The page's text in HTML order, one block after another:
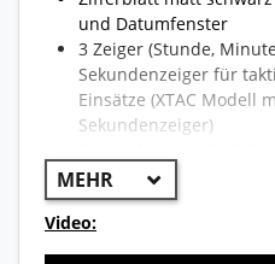
und Datumfenster
3 Zeiger (Stunde,
Sekundenzeiger für
Einsätze (XTAC Modell
Sekundenzeiger)
Datumsanzeige
Stunde, Minute,
bei gezogener Krone
Datum mit
Video: